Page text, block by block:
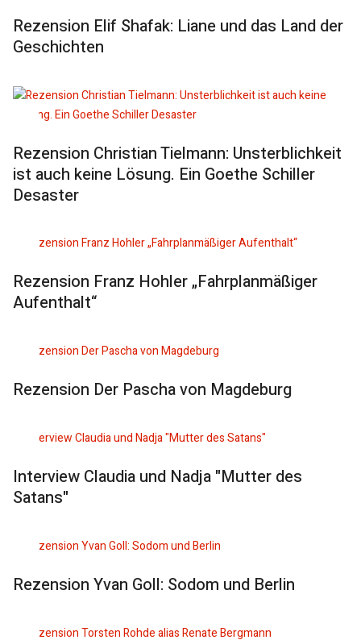
Rezension Elif Shafak: Liane und das Land der
Geschichten
Rezension Christian Tielmann: Unsterblichkeit
ist auch keine Lösung. Ein Goethe Schiller
Desaster
Rezension Franz Hohler „Fahrplanmäßiger
Aufenthalt“
Rezension Der Pascha von Magdeburg
Interview Claudia und Nadja "Mutter des
Satans"
Rezension Yvan Goll: Sodom und Berlin